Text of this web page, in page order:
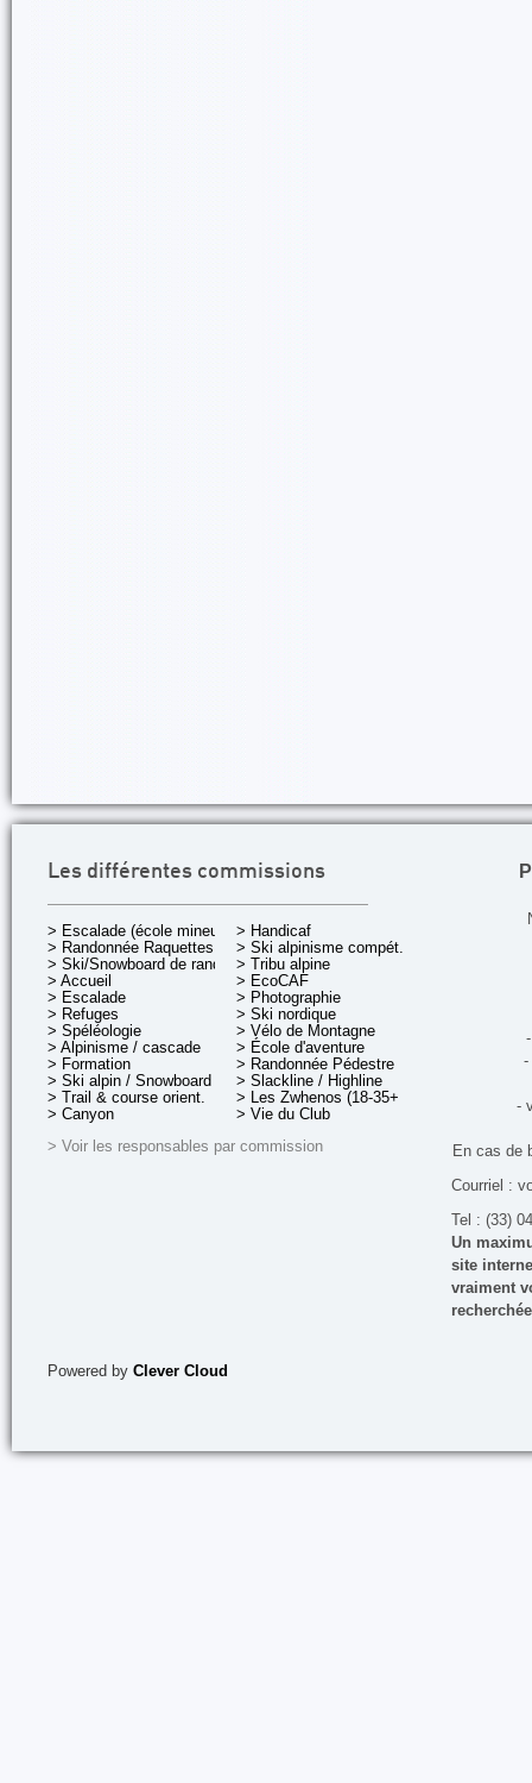
Les différentes commissions
> Escalade (école mineurs)
> Randonnée Raquettes
> Ski/Snowboard de rando.
> Accueil
> Escalade
> Refuges
> Spéléologie
> Alpinisme / cascade
> Formation
> Ski alpin / Snowboard
> Trail & course orient.
> Canyon
> Handicaf
> Ski alpinisme compét.
> Tribu alpine
> EcoCAF
> Photographie
> Ski nordique
> Vélo de Montagne
> École d'aventure
> Randonnée Pédestre
> Slackline / Highline
> Les Zwhenos (18-35+ ans)
> Vie du Club
> Voir les responsables par commission
-
-
En cas de
Courriel :
Tel : (33)
Un
site
vraiment
Powered by Clever Cloud